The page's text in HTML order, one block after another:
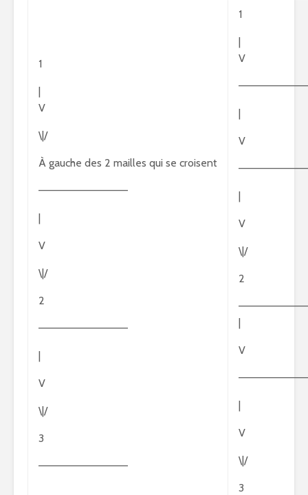
1
|
V
\|/
À gauche des 2 mailles qui se croisent
———————————–
|
V
\|/
2
———————————–
|
V
\|/
3
———————————–
1
|
V
|
V
|
V
\|/
2
|
V
|
V
\|/
3